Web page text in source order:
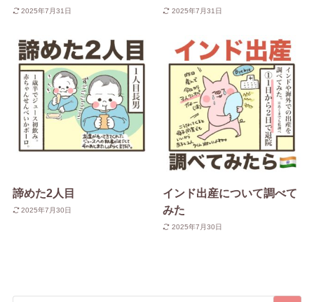
2025年7月31日 2025年7月31日
諦めた2人目
2025年7月30日
インド出産について調べて
みた
2025年7月30日